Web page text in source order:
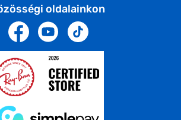
oldalainkon